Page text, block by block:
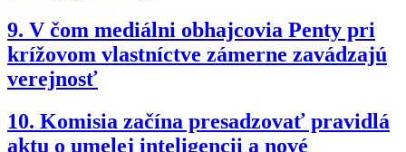
9. V čom mediálni obhajcovia Penty pri
krížovom vlastníctve zámerne zavádzajú
verejnosť
10. Komisia začína presadzovať pravidlá
aktu o umelej inteligencii a nové